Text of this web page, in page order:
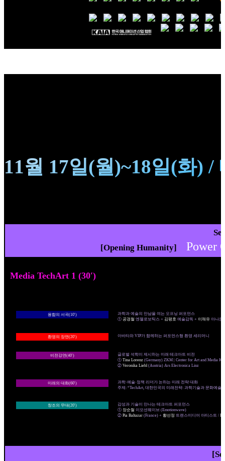
11월 17일(월)~18일(화) /
[Opening Humanity]
Power
Media TechArt 1 (30′)
융합의 서곡(10′)
과학과 예술의 만남을 여는 오프닝 퍼포먼스
① 공경철 엔젤로보틱스 + 김평호 예술감독 + 이채유 아나운
환영의 장면(20′) 아바타와 VIP가 함께하는 퍼포먼스형 환영 세리머니
비전강연(40′)
글로벌 석학이 제시하는 미래 테크아트 비전
① Tina Lorenz (Germany) ZKM | Center for Art and Media
② Veronika Liebl (Austria) Ars Electronica Linz
미래의 대화(60′)
과학·예술·정책 리더가 논하는 미래 전략 대화
주제: “TechArt, 대한민국의 미래전략: 과학기술과 문화예술
창조의 무대(20′)
감성과 기술이 만나는 테크아트 퍼포먼스
① 장순철 이모션웨이브 (Emotionwave)
② Pia Baltazar (France) + 황선정 트랜스미디어 아티스트 /